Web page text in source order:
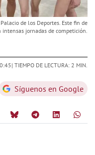
de los Deportes. Este fin de
jornadas de competición.
| TIEMPO DE LECTURA: 2 MIN.
Síguenos en Google